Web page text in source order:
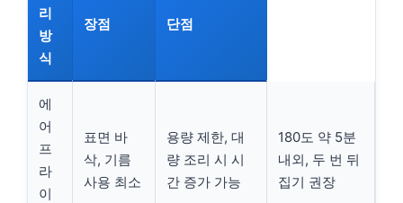
리
방
식
장점 단점
에
어
프
라
이
표면 바
삭, 기름
사용 최소
용량 제한, 대
량 조리 시 시
간 증가 가능
180도 약 5분
내외, 두 번 뒤
집기 권장